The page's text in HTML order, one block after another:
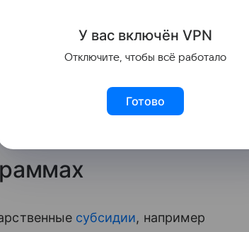
на процентные ставки,
субсидии, например
У вас включён VPN
Отключите, чтобы всё работало
Готово